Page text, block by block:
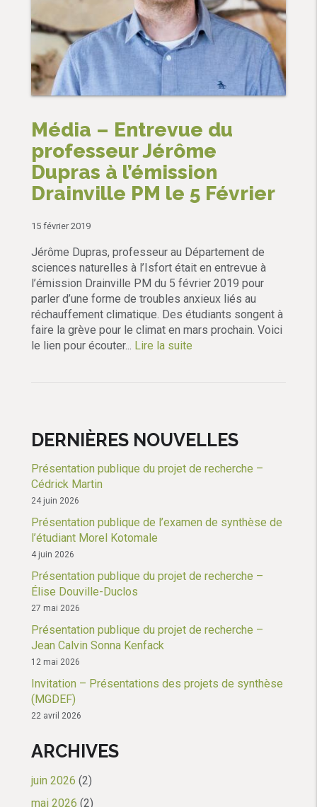
Média – Entrevue du
professeur Jérôme
Dupras à l’émission
Drainville PM le 5 Février
15 février 2019
Jérôme Dupras, professeur au Département de
sciences naturelles à l’Isfort était en entrevue à
l’émission Drainville PM du 5 février 2019 pour
parler d’une forme de troubles anxieux liés au
réchauffement climatique. Des étudiants songent à
faire la grève pour le climat en mars prochain. Voici
le lien pour écouter... Lire la suite
DERNIÈRES NOUVELLES
Présentation publique du projet de recherche –
Cédrick Martin
24 juin 2026
Présentation publique de l’examen de synthèse de
l’étudiant Morel Kotomale
4 juin 2026
Présentation publique du projet de recherche –
Élise Douville-Duclos
27 mai 2026
Présentation publique du projet de recherche –
Jean Calvin Sonna Kenfack
12 mai 2026
Invitation – Présentations des projets de synthèse
(MGDEF)
22 avril 2026
ARCHIVES
juin 2026 (2)
mai 2026 (2)